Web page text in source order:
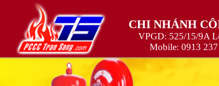
CHI NHÁNH
VPGD: 525/15/9A
Mobile: 0913